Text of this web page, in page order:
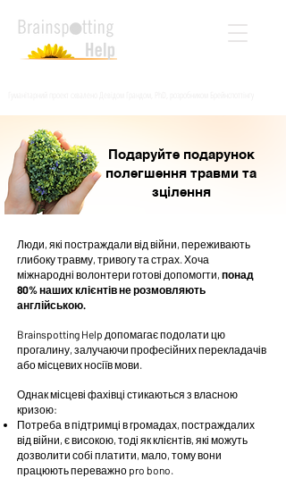
Подаруйте подарунок
полегшення травми та
зцілення
Люди, які постраждали від війни, переживають
глибоку травму, тривогу та страх. Хоча
міжнародні волонтери готові допомогти, понад
80% наших клієнтів не розмовляють
англійською.
Brainspotting Help допомагає подолати цю
прогалину, залучаючи професійних перекладачів
або місцевих носіїв мови.
Однак місцеві фахівці стикаються з власною
кризою:
Потреба в підтримці в громадах, постраждалих
від війни, є високою, тоді як клієнтів, які можуть
дозволити собі платити, мало, тому вони
працюють переважно pro bono.